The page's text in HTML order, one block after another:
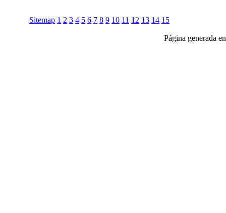
Sitemap 1 2 3 4 5 6 7 8 9 10 11 12 13 14 15
Página generada